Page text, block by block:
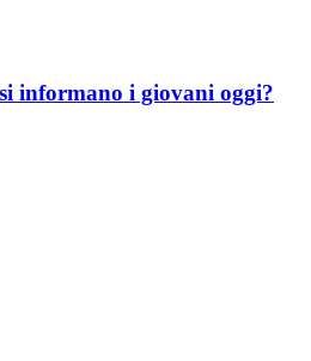
informano i giovani oggi?